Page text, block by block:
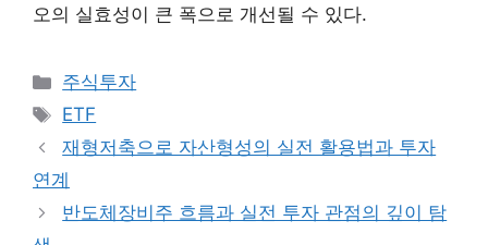
오의 실효성이 큰 폭으로 개선될 수 있다.
카
테
리
주식투자
태
그
ETF
재형저축으로 자산형성의 실전 활용법과 투자
연계
반도체장비주 흐름과 실전 투자 관점의 깊이 탐